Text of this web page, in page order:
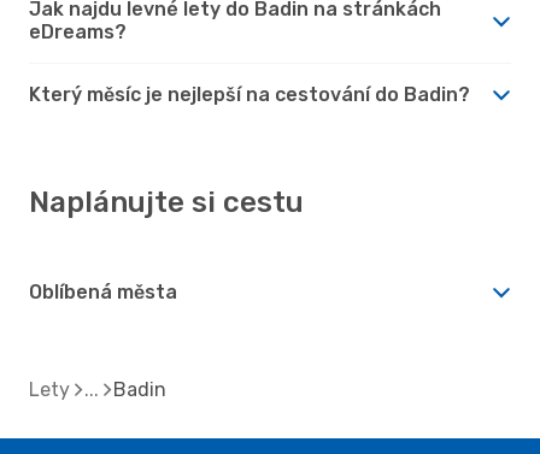
Jak najdu levné lety do Badin na stránkách
eDreams?
Který měsíc je nejlepší na cestování do Badin?
Naplánujte si cestu
Oblíbená města
Lety Badin